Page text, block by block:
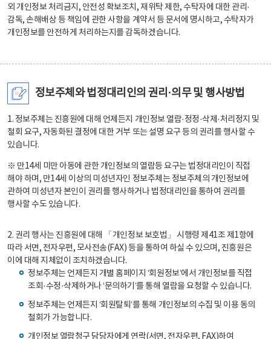
외 개인정보 처리금지, 안전성 확보조치, 재위탁 제한, 수탁자에 대한 관리·
감독, 손해배상 등 책임에 관한 사항을 계약서 등 문서에 명시하고, 수탁자가
개인정보를 안전하게 처리하는지를 감독하겠습니다.
정보주체와 법정대리인의 권리·의무 및 행사방법
1. 정보주체는 진흥원에 대해 언제든지 개인정보 열람·정정·삭제·처리정지 및
철회 요구, 자동화된 결정에 대한 거부 또는 설명 요구 등의 권리를 행사할 수
있습니다.
※ 만14세 미만 아동에 관한 개인정보의 열람등 요구는 법정대리인이 직접
해야 하며, 만14세 이상의 미성년자인 정보주체는 정보주체의 개인정보에
관하여 미성년자 본인이 권리를 행사하거나 법정대리인을 통하여 권리를
행사할 수도 있습니다.
2. 권리 행사는 진흥원에 대해 「개인정보 보호법」 시행령 제41조 제1항에
따라 서면, 전자우편, 모사전송(FAX) 등을 통하여 하실 수 있으며, 진흥원은
이에 대해 지체없이 조치하겠습니다.
정보주체는 언제든지 개별 홈페이지 ‘회원정보’에서 개인정보를 직접
조회·수정·삭제하거나 ‘문의하기’를 통해 열람을 요청할 수 있습니다.
정보주체는 언제든지 ‘회원탈퇴’를 통해 개인정보의 수집 및 이용 동의
철회가 가능합니다.
개인정보 열람청구 담당자에게 연락(서면, 전자우편, FAX)하여